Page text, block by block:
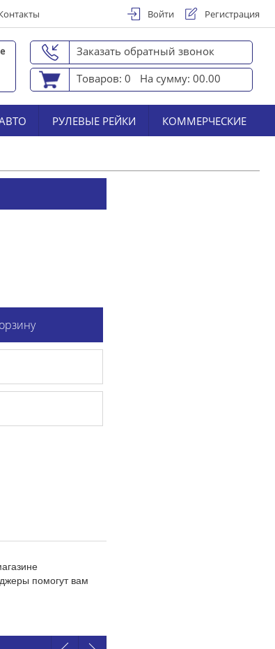
Войти Регистрация
Заказать обратный звонок
Товаров: 0
На сумму: 00.00
РУЛЕВЫЕ РЕЙКИ КОММЕРЧЕСКИЕ
помогут вам